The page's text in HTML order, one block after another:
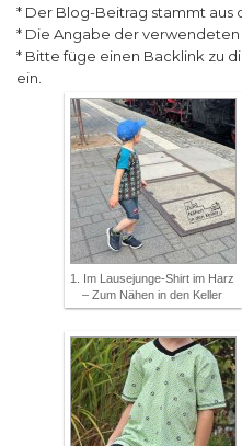
* Der Blog-Beitrag stammt aus
* Die Angabe der
* Bitte füge einen Backlink zu
ein.
1. Im Lausejunge-Shirt im Harz
– Zum Nähen in den Keller